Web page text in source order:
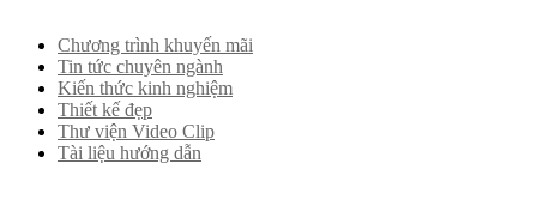
Chương trình khuyến mãi
Tin tức chuyên ngành
Kiến thức kinh nghiệm
Thiết kế đẹp
Thư viện Video Clip
Tài liệu hướng dẫn